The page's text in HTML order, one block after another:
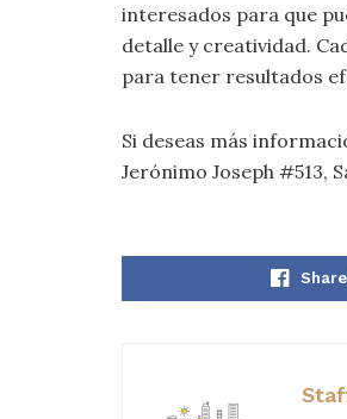
interesados para que
detalle y creatividad.
para tener resultados
Si deseas más
Jerónimo Joseph #513,
Share